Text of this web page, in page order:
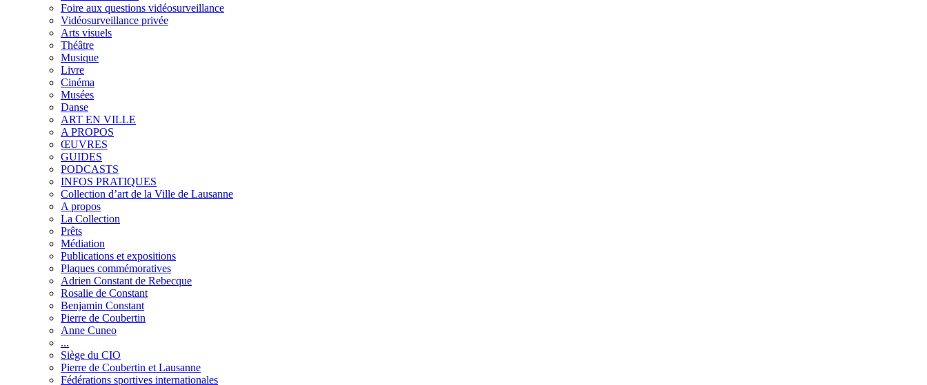
Foire aux questions vidéosurveillance
Vidéosurveillance privée
Arts visuels
Théâtre
Musique
Livre
Cinéma
Musées
Danse
ART EN VILLE
A PROPOS
ŒUVRES
GUIDES
PODCASTS
INFOS PRATIQUES
Collection d’art de la Ville de Lausanne
A propos
La Collection
Prêts
Médiation
Publications et expositions
Plaques commémoratives
Adrien Constant de Rebecque
Rosalie de Constant
Benjamin Constant
Pierre de Coubertin
Anne Cuneo
...
Siège du CIO
Pierre de Coubertin et Lausanne
Fédérations sportives internationales